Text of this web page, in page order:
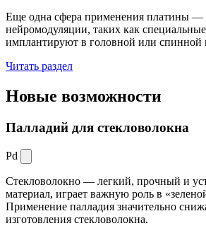
Еще одна сфера применения платины —
нейромодуляции, таких как
имплантируют в головной или спинной
Читать раздел
Новые возможности
Палладий для стекловолокна
Pd
Стекловолокно — легкий, прочный и
материал, играет важную роль в
Применение палладия значительно
изготовления стекловолокна.